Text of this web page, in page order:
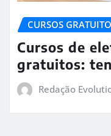
CURSOS
Cursos de
gratuitos:
Redação